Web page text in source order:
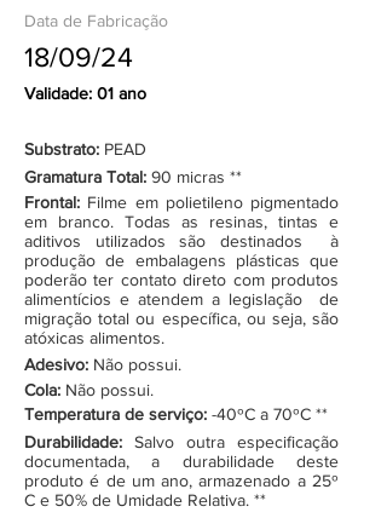
Data de Fabricação
18/09/24
Validade: 01 ano
Substrato: PEAD
Gramatura Total: 90 micras **
Frontal: Filme em polietileno pigmentado
em branco. Todas as resinas, tintas e
aditivos utilizados são destinados à
produção de embalagens plásticas que
poderão ter contato direto com produtos
alimentícios e atendem a legislação de
migração total ou específica, ou seja, são
atóxicas alimentos.
Adesivo: Não possui.
Cola: Não possui.
Temperatura de serviço: -40ºC a 70ºC **
Durabilidade: Salvo outra especificação
documentada, a durabilidade deste
produto é de um ano, armazenado a 25º
C e 50% de Umidade Relativa. **